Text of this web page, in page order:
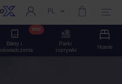
Aktualny język:
PL
Bilety i
NEW
Parki
rozrywki
Hotele